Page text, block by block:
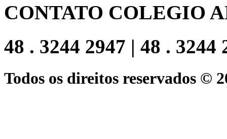
CONTATO COLEGIO
48 . 3244 2947 | 48 . 3244
Todos os direitos reservados ©